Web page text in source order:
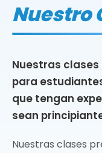
Nuestro
Nuestras
para
que tengan
sean
Nuestras clases